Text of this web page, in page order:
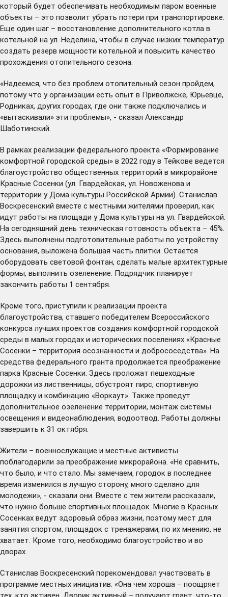
который будет обеспечивать необходимым паром военные
объекты – это позволит убрать потери при транспортировке.
Еще один шаг – восстановление дополнительного котла в
котельной на ул. Неделина, чтобы в случае низких температур
создать резерв мощности котельной и повысить качество
прохождения отопительного сезона.
«Надеемся, что без проблем отопительный сезон пройдем,
потому что у организации есть опыт в Приволжске, Юрьевце,
Родниках, других городах, где они также подключались и
«вытаскивали» эти проблемы», - сказал Александр
Шаботинский.
В рамках реализации федерального проекта «Формирование
комфортной городской среды» в 2022 году в Тейкове ведется
благоустройство общественных территорий в микрорайоне
Красные Сосенки (ул. Гвардейская, ул. Новоженова и
территории у Дома культуры Российской Армии). Станислав
Воскресенский вместе с местными жителями проверил, как
идут работы на площади у Дома культуры на ул. Гвардейской.
На сегодняшний день техническая готовность объекта – 45%.
Здесь выполнены подготовительные работы по устройству
основания, выложена большая часть плитки. Остается
оборудовать световой фонтан, сделать малые архитектурные
формы, выполнить озеленение. Подрядчик планирует
закончить работы 1 сентября.
Кроме того, приступили к реализации проекта
благоустройства, ставшего победителем Всероссийского
конкурса лучших проектов создания комфортной городской
среды в малых городах и исторических поселениях «Красные
Сосенки – территория осознанности и добрососедства». На
средства федерального гранта продолжается преображение
парка Красные Сосенки. Здесь проложат пешеходные
дорожки из лиственницы, обустроят пирс, спортивную
площадку и комбинацию «Воркаут». Также проведут
дополнительное озеленение территории, монтаж системы
освещения и видеонаблюдения, водоотвод. Работы должны
завершить к 31 октября.
Жители – военнослужащие и местные активисты
поблагодарили за преображение микрорайона. «Не сравнить,
что было, и что стало. Мы замечаем, городок в последнее
время изменился в лучшую сторону, много сделано для
молодежи», - сказали они. Вместе с тем жители рассказали,
что нужно больше спортивных площадок. Многие в Красных
Сосенках ведут здоровый образ жизни, поэтому мест для
занятия спортом, площадок с тренажерами, по их мнению, не
хватает. Кроме того, необходимо благоустройство и во
дворах.
Станислав Воскресенский порекомендовал участвовать в
программе местных инициатив. «Она чем хороша – поощряет